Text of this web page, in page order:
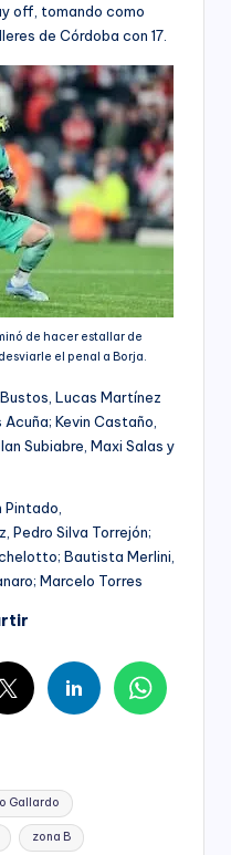
off, tomando como
de Córdoba con 17.
de hacer estallar de
el penal a Borja.
Lucas Martínez
Kevin Castaño,
Subiabre, Maxi Salas y
Pintado,
Pedro Silva Torrejón;
Bautista Merlini,
Marcelo Torres
Gallardo
zona B